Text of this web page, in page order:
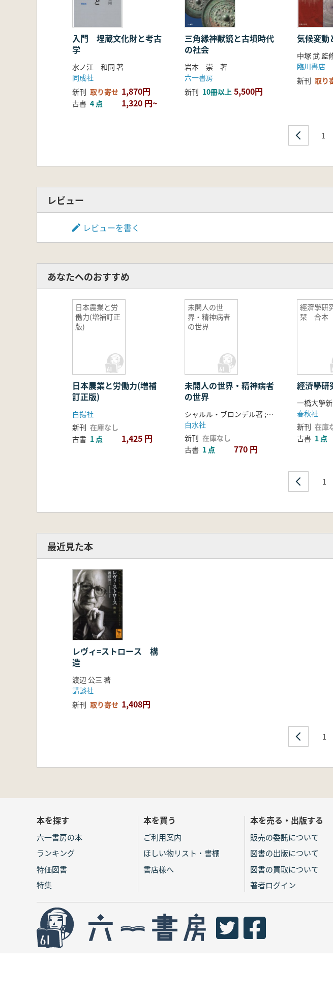
入門 埋蔵文化財と考古
学
水ノ江 和同 著
同成社
新刊 取り寄せ 1,870円
古書 4 点 1,320 円~
三角縁神獣鏡と古墳時代
の社会
岩本 崇 著
六一書房
新刊 10冊以上 5,500円
気候変動
中塚 武 監
臨川書店
新刊 取り
1
レビュー
レビューを書く
あなたへのおすすめ
日本農業と労
働力(増補訂正
版)
日本農業と労働力(増補
訂正版)
白揚社
新刊 在庫なし
古書 1 点 1,425 円
未開人の世
界・精神病者
の世界
未開人の世界・精神病者
の世界
シャルル・ブロンデル著 ; 宮城音彌譯
白水社
新刊 在庫なし
古書 1 点 770 円
經濟學研
栞 合本
經濟學
一橋大學
春秋社
新刊 在庫
古書 1 点
1
最近見た本
レヴィ=ストロース 構
造
渡辺 公三 著
講談社
新刊 取り寄せ 1,408円
1
本を探す
六一書房の本
ランキング
特価図書
特集
本を買う
ご利用案内
ほしい物リスト・書棚
書店様へ
本を売る・出版する
販売の委託について
図書の出版について
図書の買取について
著者ログイン